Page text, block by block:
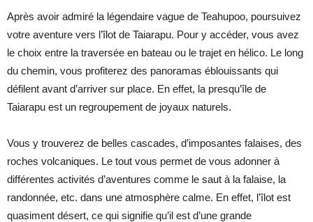
Après avoir admiré la légendaire vague de Teahupoo, poursuivez
votre aventure vers l’îlot de Taiarapu. Pour y accéder, vous avez
le choix entre la traversée en bateau ou le trajet en hélico. Le long
du chemin, vous profiterez des panoramas éblouissants qui
défilent avant d’arriver sur place. En effet, la presqu’île de
Taiarapu est un regroupement de joyaux naturels.
Vous y trouverez de belles cascades, d’imposantes falaises, des
roches volcaniques. Le tout vous permet de vous adonner à
différentes activités d’aventures comme le saut à la falaise, la
randonnée, etc. dans une atmosphère calme. En effet, l’îlot est
quasiment désert, ce qui signifie qu’il est d’une grande